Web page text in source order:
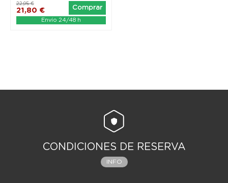
21,80 €
22,95 €
Comprar
Envío 24/48 h
CONDICIONES DE RESERVA
INFO